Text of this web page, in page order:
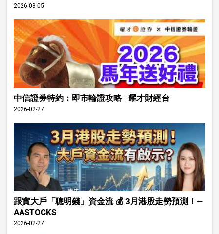
2026-03-05
中信證券特約：即市輪證攻略—耀才財經台
2026-02-27
跟實大戶「聰明錢」資金流 💰 3月港股走勢預測！—
AASTOCKS
2026-02-27